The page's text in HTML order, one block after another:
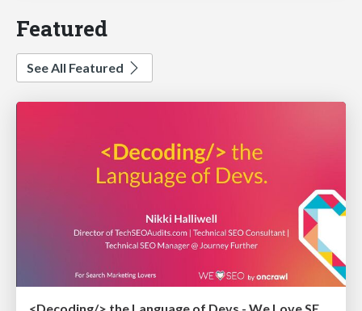
Featured
See All Featured